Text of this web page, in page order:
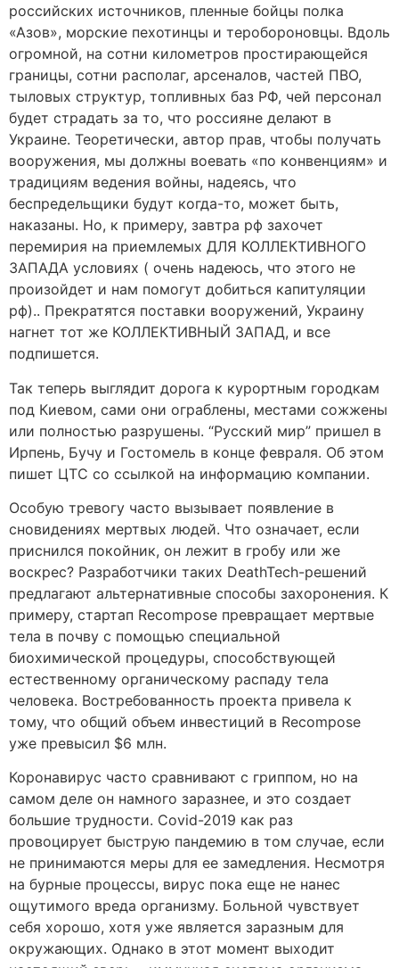
российских источников, пленные бойцы полка
«Азов», морские пехотинцы и теробороновцы. Вдоль
огромной, на сотни километров простирающейся
границы, сотни располаг, арсеналов, частей ПВО,
тыловых структур, топливных баз РФ, чей персонал
будет страдать за то, что россияне делают в
Украине. Теоретически, автор прав, чтобы получать
вооружения, мы должны воевать «по конвенциям» и
традициям ведения войны, надеясь, что
беспредельщики будут когда-то, может быть,
наказаны. Но, к примеру, завтра рф захочет
перемирия на приемлемых ДЛЯ КОЛЛЕКТИВНОГО
ЗАПАДА условиях ( очень надеюсь, что этого не
произойдет и нам помогут добиться капитуляции
рф).. Прекратятся поставки вооружений, Украину
нагнет тот же КОЛЛЕКТИВНЫЙ ЗАПАД, и все
подпишется.
Так теперь выглядит дорога к курортным городкам
под Киевом, сами они ограблены, местами сожжены
или полностью разрушены. “Русский мир” пришел в
Ирпень, Бучу и Гостомель в конце февраля. Об этом
пишет ЦТС со ссылкой на информацию компании.
Особую тревогу часто вызывает появление в
сновидениях мертвых людей. Что означает, если
приснился покойник, он лежит в гробу или же
воскрес? Разработчики таких DeathTech-решений
предлагают альтернативные способы захоронения. К
примеру, стартап Recompose превращает мертвые
тела в почву с помощью специальной
биохимической процедуры, способствующей
естественному органическому распаду тела
человека. Востребованность проекта привела к
тому, что общий объем инвестиций в Recompose
уже превысил $6 млн.
Коронавирус часто сравнивают с гриппом, но на
самом деле он намного заразнее, и это создает
большие трудности. Covid-2019 как раз
провоцирует быструю пандемию в том случае, если
не принимаются меры для ее замедления. Несмотря
на бурные процессы, вирус пока еще не нанес
ощутимого вреда организму. Больной чувствует
себя хорошо, хотя уже является заразным для
окружающих. Однако в этот момент выходит